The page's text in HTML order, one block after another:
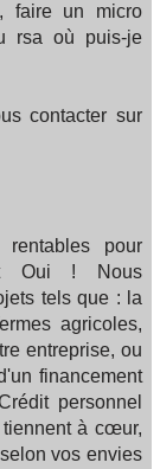
faire un micro
rsa où puis-je
contacter sur
pour
Oui ! Nous
tels que : la
agricoles,
entreprise, ou
financement
personnel
à cœur,
vos envies